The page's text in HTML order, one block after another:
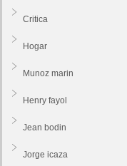
Critica
Hogar
Munoz marin
Henry fayol
Jean bodin
Jorge icaza